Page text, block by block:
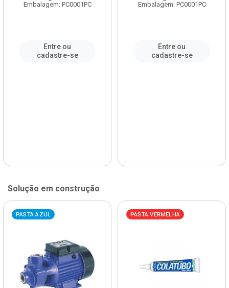
Embalagem: PC0001PC
Entre ou
cadastre-se
Embalagem: PC0001PC
Entre ou
cadastre-se
Solução em construção
PASTA AZUL PASTA VERMELHA